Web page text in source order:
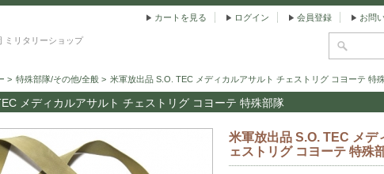
ミリタリーショップ
カートを見る ログイン 会員登録 お問
> 特殊部隊/その他/全般 > 米軍放出品 S.O. TEC メディカルアサルト チェストリグ コヨーテ 特
メディカルアサルト チェストリグ コヨーテ 特殊部隊
米軍放出品 S.O. TEC メデ
ェストリグ コヨーテ 特殊